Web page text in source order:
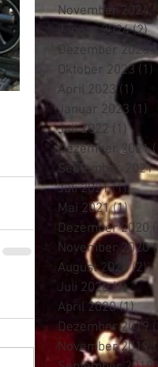
November 2024
Januar 2024 (2)2
Dezember 2023
Oktober 2023 (1)
April 2023 (1)
Januar 2023 (1)
Juli 2022
(1) 1
Dezember 2021
September 2021
Juli 2021 (1)1
Mai 2021 (1)1
Dezember 2020
November 2020
August 2020 (2)2
Juli 2020 (1)1
April 2020 (1)1
Dezember 2019
November 2019